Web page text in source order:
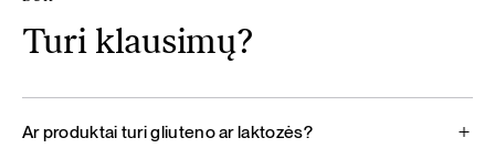
Turi klausimų?
Ar produktai turi gliuteno ar laktozės?